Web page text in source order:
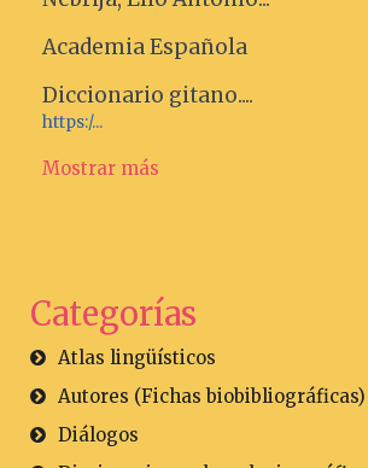
Academia Española
Diccionario gitano....
https:/...
Mostrar más
Categorías
Atlas lingüísticos
Autores (Fichas biobibliográficas)
Diálogos